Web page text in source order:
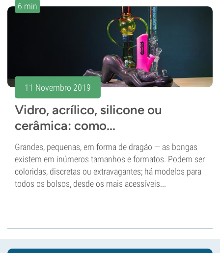
6 min
11 Novembro 2019
Vidro, acrílico, silicone ou
cerâmica: como...
Grandes, pequenas, em forma de dragão — as bongas
existem em inúmeros tamanhos e formatos. Podem ser
coloridas, discretas ou extravagantes; há modelos para
todos os bolsos, desde os mais acessíveis...